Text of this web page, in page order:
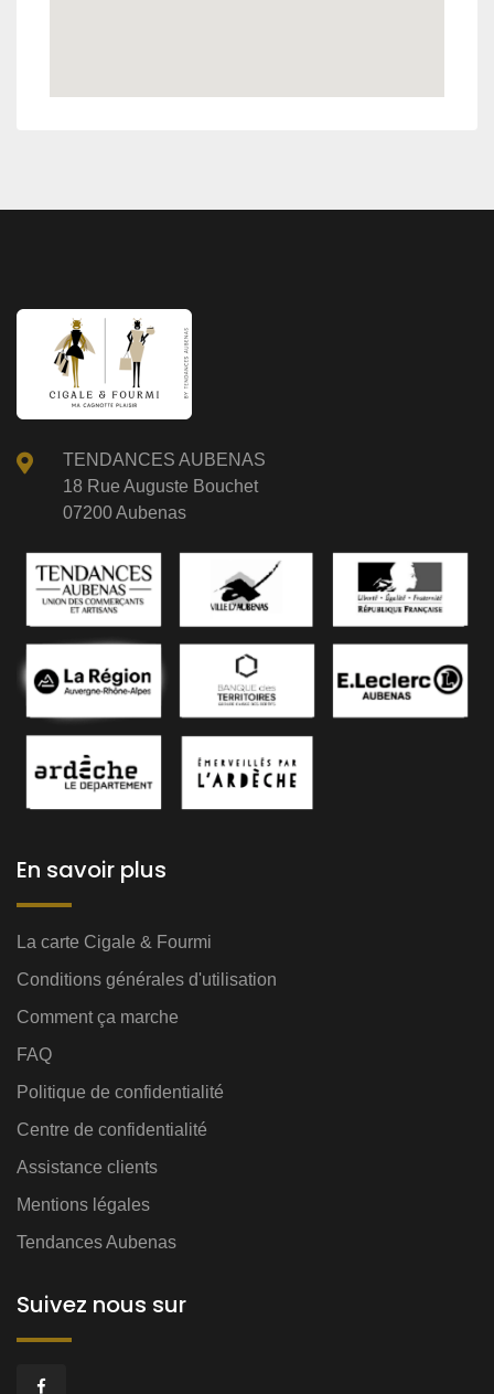
TENDANCES AUBENAS
18 Rue Auguste Bouchet
07200 Aubenas
En savoir plus
La carte Cigale & Fourmi
Conditions générales d'utilisation
Comment ça marche
FAQ
Politique de confidentialité
Centre de confidentialité
Assistance clients
Mentions légales
Tendances Aubenas
Suivez nous sur